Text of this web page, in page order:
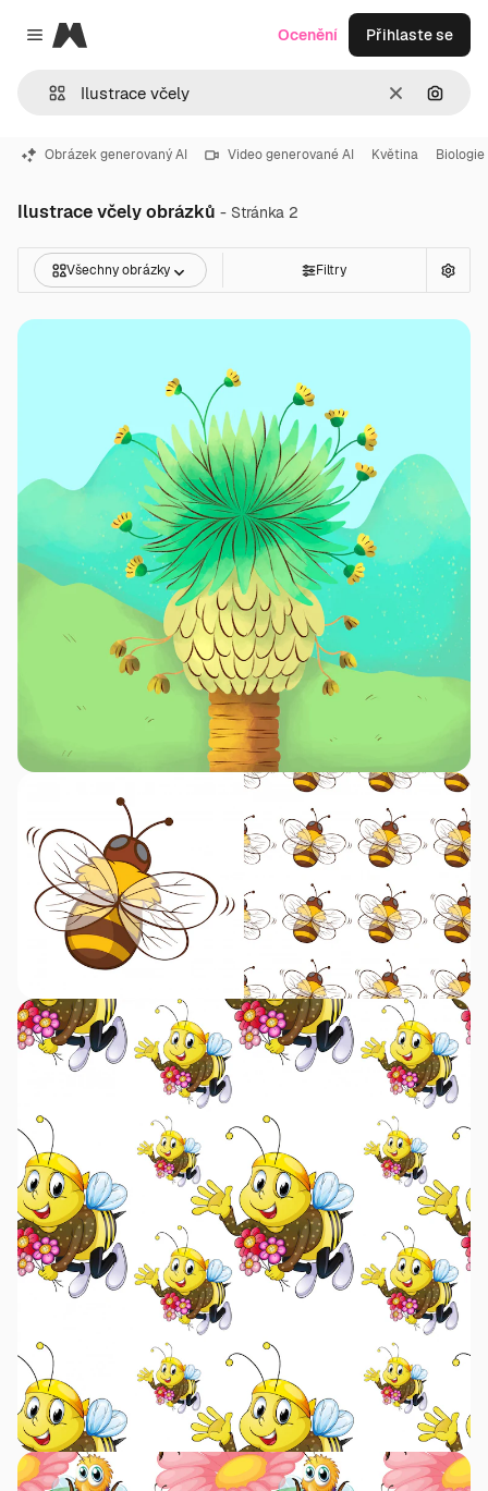
Close menu
Magnific
ZrušitHledat
Ocenění Přihlaste se
Obrázek generovaný AI Video generované AI Květina Biologie
Ilustrace včely obrázků - Stránka 2
Všechny obrázky Filtry